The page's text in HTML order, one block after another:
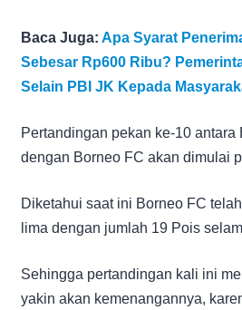
Baca Juga: Apa Syarat
Sebesar Rp600 Ribu?
Selain PBI JK Kepada
Pertandingan pekan ke-10 antara
dengan Borneo FC akan dimulai
Diketahui saat ini Borneo FC
lima dengan jumlah 19 Pois
Sehingga pertandingan kali ini
yakin akan kemenangannya,